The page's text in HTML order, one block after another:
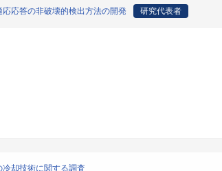
応答の非破壊的検出方法の開発 研究代表者
却技術に関する調査